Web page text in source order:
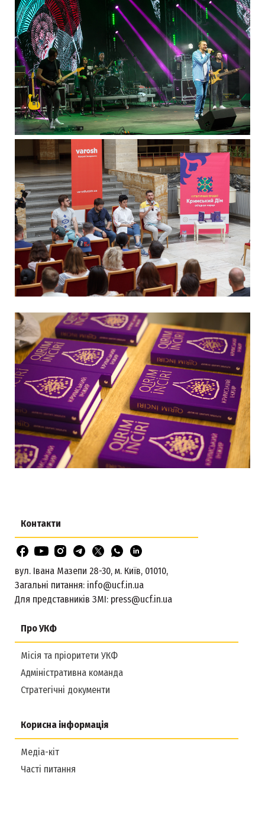
Про УКФ
Місія та пріоритети УКФ
Адміністративна команда
Стратегічні документи
Корисна інформація
Медіа-кіт
Часті питання
Контакти
вул. Івана Мазепи 28-30, м. Київ, 01010,
Загальні питання: info@ucf.in.ua
Для представників ЗМІ: press@ucf.in.ua